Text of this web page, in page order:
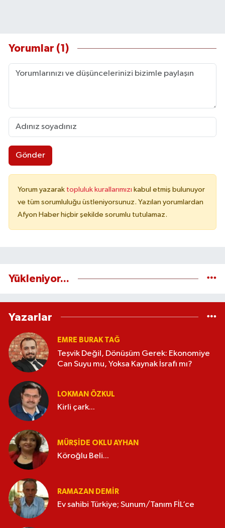
Yorumlar (1)
Gönder
Yorum yazarak topluluk kurallarımızı kabul etmiş bulunuyor
ve tüm sorumluluğu üstleniyorsunuz. Yazılan yorumlardan
Afyon Haber hiçbir şekilde sorumlu tutulamaz.
Yükleniyor...
Yazarlar
EMRE BURAK TAĞ
Teşvik Değil, Dönüşüm Gerek: Ekonomiye
Can Suyu mu, Yoksa Kaynak İsrafı mı?
LOKMAN ÖZKUL
Kirli çark...
MÜRŞIDE OKLU AYHAN
Köroğlu Beli...
RAMAZAN DEMİR
Ev sahibi Türkiye; Sunum/Tanım FİL’ce